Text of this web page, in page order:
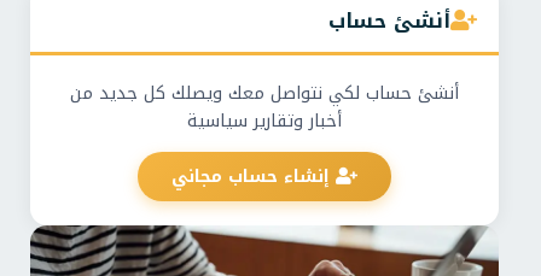
أنشئ حساب
أنشئ حساب لكي نتواصل معك ويصلك كل جديد من
أخبار وتقارير سياسية
إنشاء حساب مجاني